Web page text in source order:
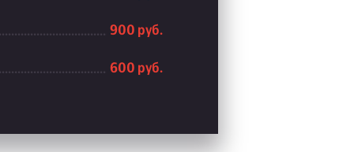
900 руб.
600 руб.